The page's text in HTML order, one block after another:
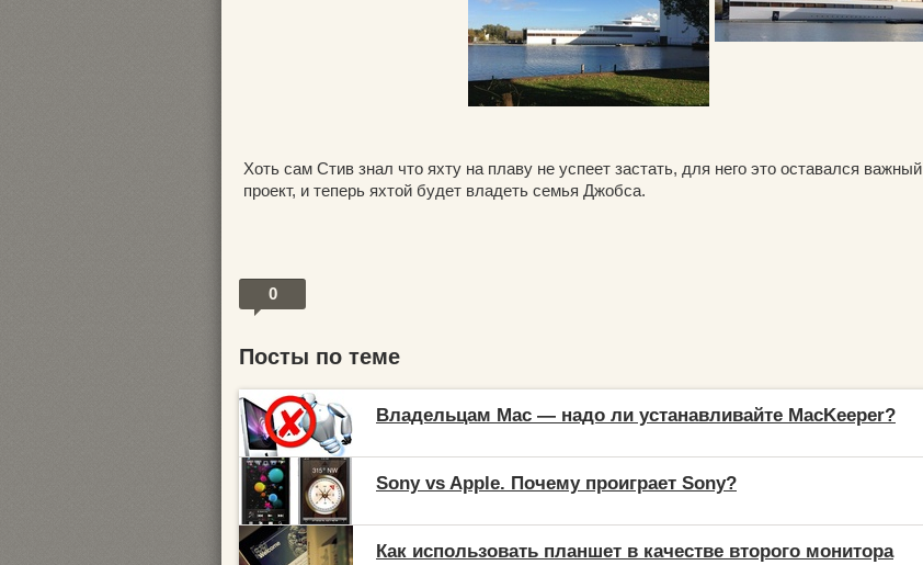
Хоть сам Стив знал что яхту на плаву не успеет застать, для него это оставался важный
проект, и теперь яхтой будет владеть семья Джобса.
0
Посты по теме
Владельцам Mac — надо ли устанавливайте MacKeeper?
Sony vs Apple. Почему проиграет Sony?
Как использовать планшет в качестве второго монитора